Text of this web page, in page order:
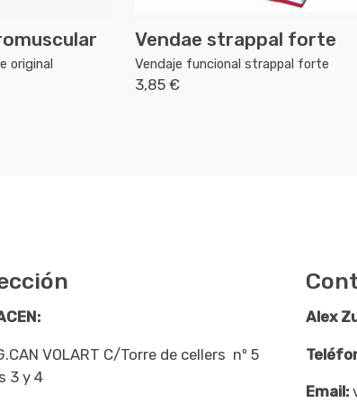
original
Vendae strappal forte
Vendaje funcional strappal forte
3,85 €
VOLART C/Torre de cellers nº 5
3 y 4
Alex
Email: